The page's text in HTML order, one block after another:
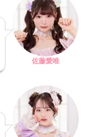
佐藤愛唯